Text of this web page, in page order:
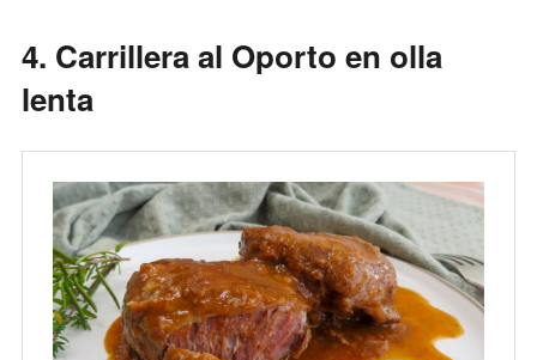
4. Carrillera al Oporto en olla
lenta